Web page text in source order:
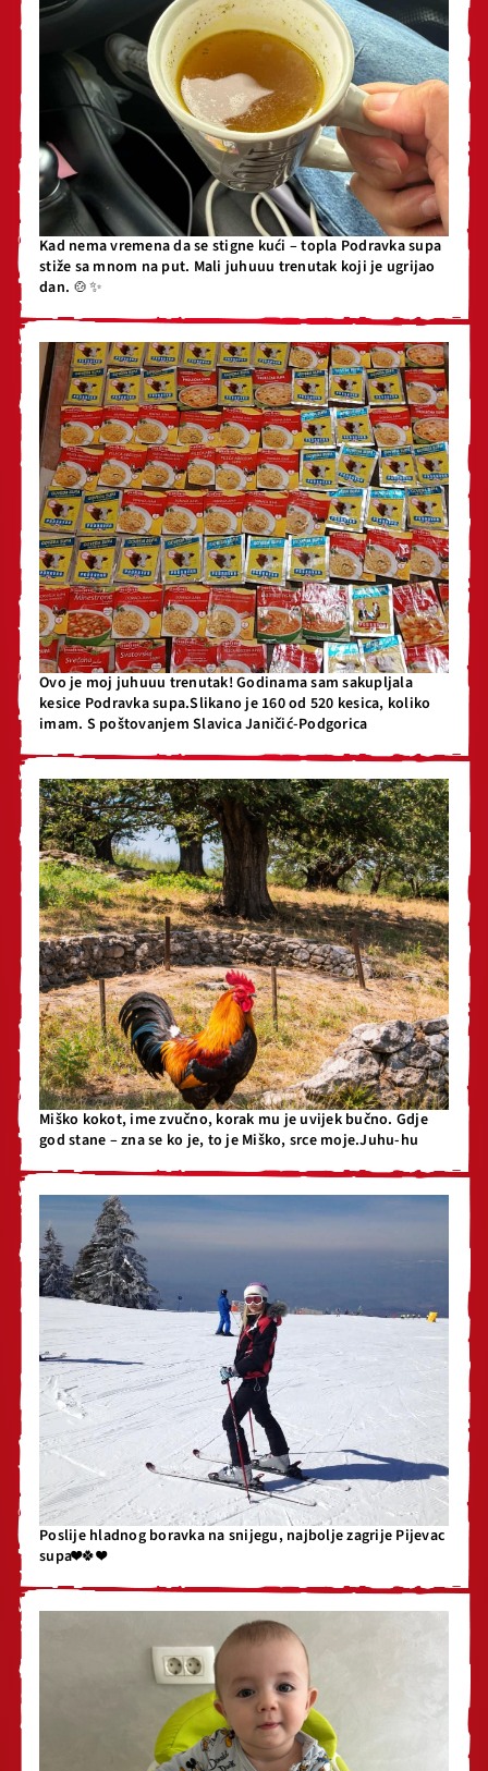
Kad nema vremena da se stigne kući – topla Podravka supa
stiže sa mnom na put. Mali juhuuu trenutak koji je ugrijao
dan. 🍲✨
Ovo je moj juhuuu trenutak! Godinama sam sakupljala
kesice Podravka supa.Slikano je 160 od 520 kesica, koliko
imam. S poštovanjem Slavica Janičić-Podgorica
Miško kokot, ime zvučno, korak mu je uvijek bučno. Gdje
god stane – zna se ko je, to je Miško, srce moje.Juhu-hu
Poslije hladnog boravka na snijegu, najbolje zagrije Pijevac
supa❤️🍀❤️